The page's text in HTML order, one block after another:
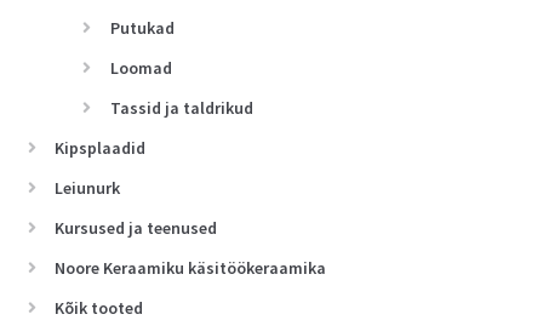
Putukad
Loomad
Tassid ja taldrikud
Kipsplaadid
Leiunurk
Kursused ja teenused
Noore Keraamiku käsitöökeraamika
Kõik tooted